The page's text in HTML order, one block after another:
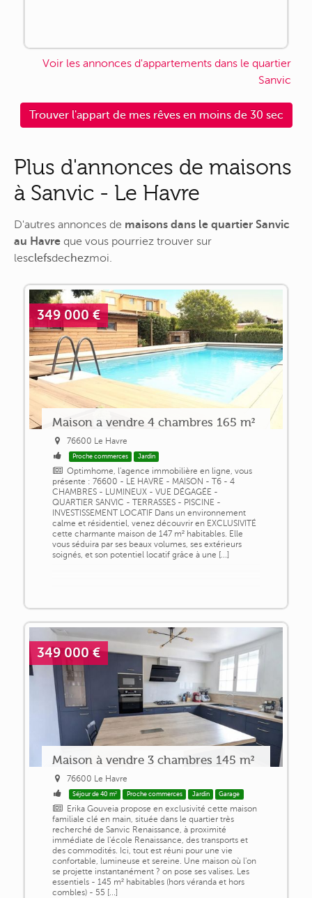
Voir les annonces d'appartements dans le quartier
Sanvic
Trouver l'appart de mes rêves en moins de 30 sec
Plus d'annonces de maisons
à Sanvic - Le Havre
D'autres annonces de maisons dans le quartier Sanvic
au Havre que vous pourriez trouver sur
lesclefsdechezmoi.
349 000 €
Maison a vendre 4 chambres 165 m²
76600 Le Havre
Proche commerces Jardin
Optimhome, l'agence immobilière en ligne, vous
présente : 76600 - LE HAVRE - MAISON - T6 - 4
CHAMBRES - LUMINEUX - VUE DÉGAGÉE -
QUARTIER SANVIC - TERRASSES - PISCINE -
INVESTISSEMENT LOCATIF Dans un environnement
calme et résidentiel, venez découvrir en EXCLUSIVITÉ
cette charmante maison de 147 m² habitables. Elle
vous séduira par ses beaux volumes, ses extérieurs
soignés, et son potentiel locatif grâce à une [...]
349 000 €
Maison à vendre 3 chambres 145 m²
76600 Le Havre
Séjour de 40 m² Proche commerces Jardin Garage
Erika Gouveia propose en exclusivité cette maison
familiale clé en main, située dans le quartier très
recherché de Sanvic Renaissance, à proximité
immédiate de l'école Renaissance, des transports et
des commodités. Ici, tout est réuni pour une vie
confortable, lumineuse et sereine. Une maison où l'on
se projette instantanément ? on pose ses valises. Les
essentiels - 145 m² habitables (hors véranda et hors
combles) - 55 [...]